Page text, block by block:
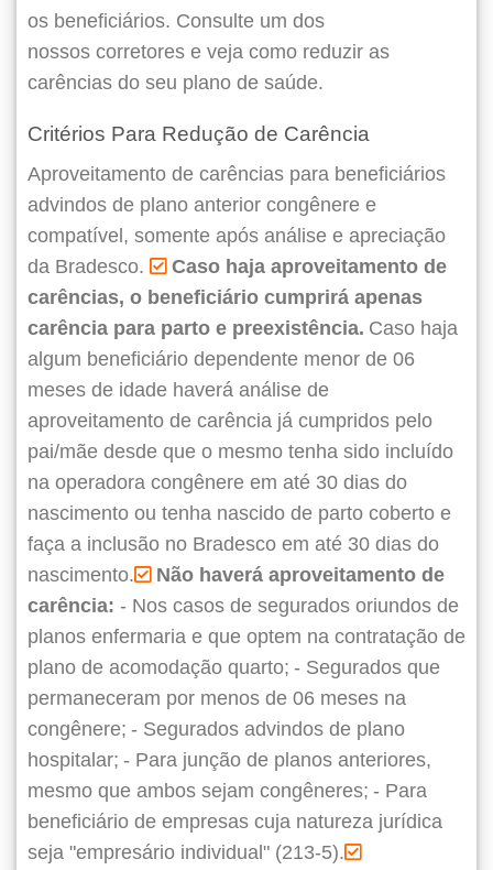
os beneficiários. Consulte um dos
nossos corretores e veja como reduzir as
carências do seu plano de saúde.
Critérios Para Redução de Carência
Aproveitamento de carências para beneficiários
advindos de plano anterior congênere e
compatível, somente após análise e apreciação
da Bradesco.
Caso haja aproveitamento de
carências, o beneficiário cumprirá apenas
carência para parto e preexistência. Caso haja
algum beneficiário dependente menor de 06
meses de idade haverá análise de
aproveitamento de carência já cumpridos pelo
pai/mãe desde que o mesmo tenha sido incluído
na operadora congênere em até 30 dias do
nascimento ou tenha nascido de parto coberto e
faça a inclusão no Bradesco em até 30 dias do
nascimento.
Não haverá aproveitamento de
carência: - Nos casos de segurados oriundos de
planos enfermaria e que optem na contratação de
plano de acomodação quarto; - Segurados que
permaneceram por menos de 06 meses na
congênere; - Segurados advindos de plano
hospitalar; - Para junção de planos anteriores,
mesmo que ambos sejam congêneres; - Para
beneficiário de empresas cuja natureza jurídica
seja "empresário individual" (213-5).